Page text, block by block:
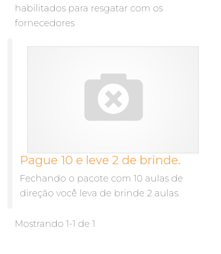
habilitados para resgatar com os
fornecedores
Pague 10 e leve 2 de brinde.
Fechando o pacote com 10 aulas de
direção você leva de brinde 2 aulas.
Mostrando 1-1 de 1